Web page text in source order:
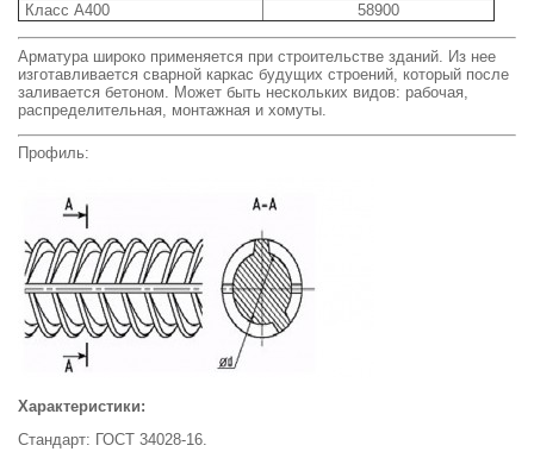
Класс А400
58900
Арматура широко применяется при строительстве зданий. Из нее
изготавливается сварной каркас будущих строений, который после
заливается бетоном. Может быть нескольких видов: рабочая,
распределительная, монтажная и хомуты.
Профиль:
Характеристики:
Стандарт: ГОСТ 34028-16.